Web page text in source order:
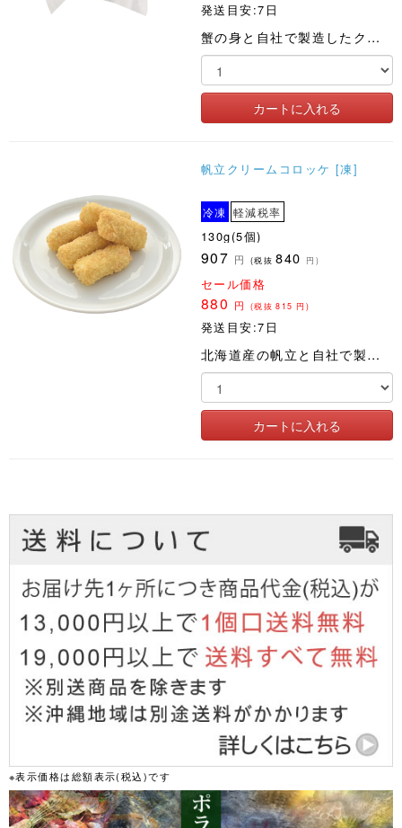
発送目安:7日
蟹の身と自社で製造したクリームソースでクリームコロッケを作りました。
帆立クリームコロッケ [凍]
冷凍 軽減税率
130g(5個)
907 円 (税抜840 円)
セール価格
880 円 (税抜815 円)
発送目安:7日
北海道産の帆立と自社で製造したクリームソースでクリームコロッケを作りました。温めるだけで絶品のコロッケです
※表示価格は総額表示(税込)です